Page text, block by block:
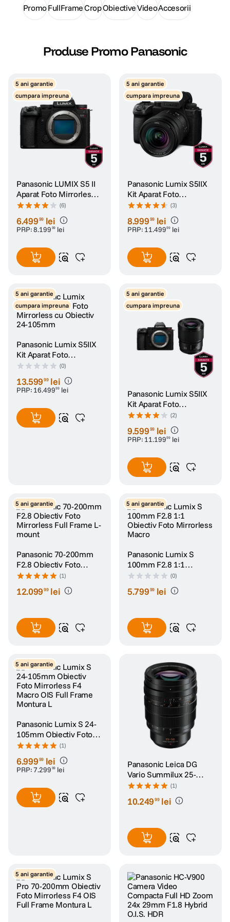
canon sx740 hs
lavaliera
8. dji mic mini
9 dji osmo
10. insta 360
PromoFullFrameCropObiectiveVideoAccesorii
Produse Promo Panasonic
5 ani garantie
cumpara impreuna
Panasonic LUMIX S5 II
Aparat Foto Mirrorless
Full Frame 24.2MP
(6)
6.49999 lei
PRP:8.199 99 lei
5 ani garantie
cumpara impreuna
Panasonic Lumix S5IIX
Kit Aparat Foto
Mirrorless cu Obiectiv
20-60mm
(3)
8.99999 lei
PRP: 11.49999 lei
5 ani garantie
cumpara impreuna
Panasonic Lumix S5IIX
Kit Aparat Foto
Mirrorless cu Obiectiv
24-105mm
(0)
13.59999 lei
PRP: 16.49999 lei
5 ani garantie
cumpara impreuna
Panasonic Lumix S5IIX
Kit Aparat Foto
Mirrorless cu Obiectiv
50mm F1.8
(2)
9.59999 lei
PRP: 11.19999 lei
5 ani garantie
Panasonic 70-200mm
F2.8 Obiectiv Foto
Mirrorless Full Frame L-
(1)
12.09999 lei
5 ani garantie
Panasonic Lumix S
100mm F2.8 1:1
Obiectiv Foto Mirrorless
(0)
5.79999 lei
5 ani garantie
Panasonic Lumix S 24-
105mm Obiectiv Foto
Mirrorless F4 Macro OIS
Full Frame Montura L
(1)
6.99999 lei
PRP:7.299 99 lei
Panasonic Leica DG
Vario Summilux 25-
50mm Obiectiv Foto
Mirrorless F1.7
(1)
10.24999 lei
5 ani garantie